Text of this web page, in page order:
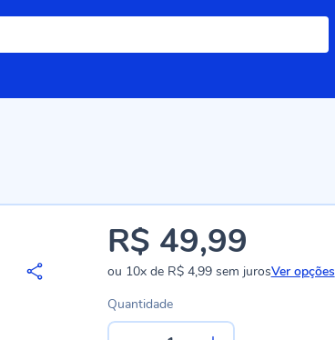
R$ 49,99
ou 10xde R$ 4,99sem jurosVer opções
Quantidade